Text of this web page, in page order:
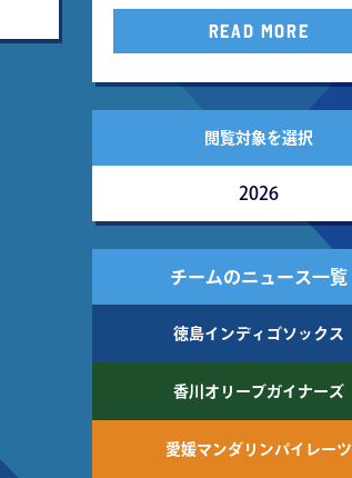
READ MORE
閲覧対象を選択
2026
チームのニュース一覧
徳島インディゴソックス
香川オリーブガイナーズ
愛媛マンダリンパイレーツ